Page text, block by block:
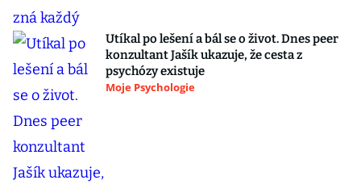
Utíkal po lešení a bál se o život. Dnes peer
konzultant Jašík ukazuje, že cesta z
psychózy existuje
Moje Psychologie